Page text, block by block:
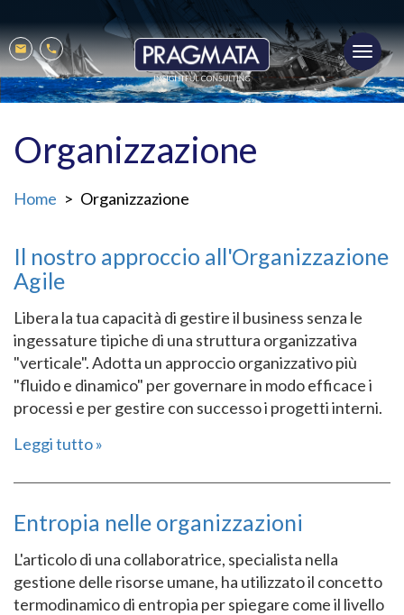
al
contenuto
principale
Mobile
menu
MailPhone
Organizzazione
Home Organizzazione
Il nostro approccio all'Organizzazione
Agile
Libera la tua capacità di gestire il business senza le
ingessature tipiche di una struttura organizzativa
"verticale". Adotta un approccio organizzativo più
"fluido e dinamico" per governare in modo efficace i
processi e per gestire con successo i progetti interni.
Leggi tutto
Entropia nelle organizzazioni
L'articolo di una collaboratrice, specialista nella
gestione delle risorse umane, ha utilizzato il concetto
termodinamico di entropia per spiegare come il livello